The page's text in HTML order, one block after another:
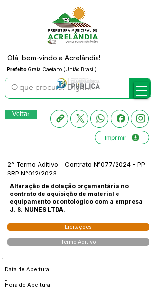
Prefeito Graia Caetano (União Brasil)
Olá, bem-vindo a Acrelândia!
Voltar
Imprimir
2° Termo Aditivo - Contrato N°077/2024 - PP
SRP N°012/2023
Alteração de dotação orçamentária no
contrato de aquisição de material e
equipamento odontológico com a empresa
J. S. NUNES LTDA.
Licitações
Termo Aditivo
Data de Abertura
-
Hora de Abertura